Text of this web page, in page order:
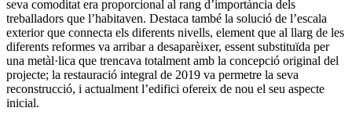
seva comoditat era proporcional al rang d’importància dels
treballadors que l’habitaven. Destaca també la solució de l’escala
exterior que connecta els diferents nivells, element que al llarg de les
diferents reformes va arribar a desaparèixer, essent substituïda per
una metàl·lica que trencava totalment amb la concepció original del
projecte; la restauració integral de 2019 va permetre la seva
reconstrucció, i actualment l’edifici ofereix de nou el seu aspecte
inicial.